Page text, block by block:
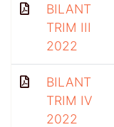
BILANT
TRIM III
2022
BILANT
TRIM IV
2022